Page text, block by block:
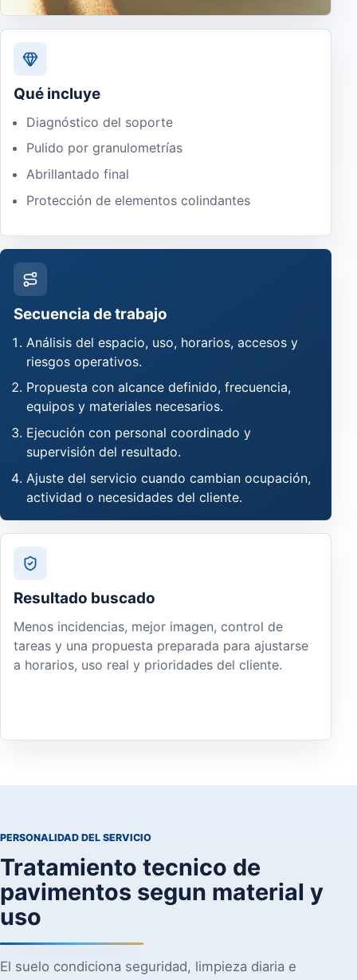
Qué incluye
Diagnóstico del soporte
Pulido por granulometrías
Abrillantado final
Protección de elementos colindantes
Secuencia de trabajo
Análisis del espacio, uso, horarios, accesos y
riesgos operativos.
Propuesta con alcance definido, frecuencia,
equipos y materiales necesarios.
Ejecución con personal coordinado y
supervisión del resultado.
Ajuste del servicio cuando cambian ocupación,
actividad o necesidades del cliente.
Resultado buscado
Menos incidencias, mejor imagen, control de
tareas y una propuesta preparada para ajustarse
a horarios, uso real y prioridades del cliente.
PERSONALIDAD DEL SERVICIO
Tratamiento tecnico de
pavimentos segun material y
uso
El suelo condiciona seguridad, limpieza diaria e